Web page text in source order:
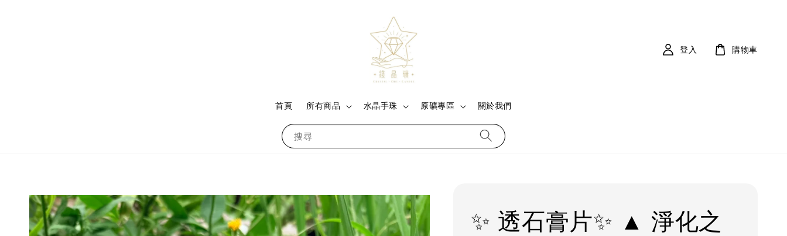
搜尋
首頁 所有商品 水晶手珠 原礦專區 關於我們
登入 購物車
✨ 透石膏片✨ ▲ 淨化之